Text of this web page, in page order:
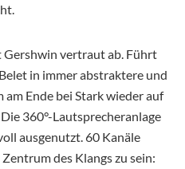
Gershwin vertraut ab. Führt
in immer abstraktere und
am Ende bei Stark wieder auf
360°-Lautsprecheranlage
ausgenutzt. 60 Kanäle
des Klangs zu sein: